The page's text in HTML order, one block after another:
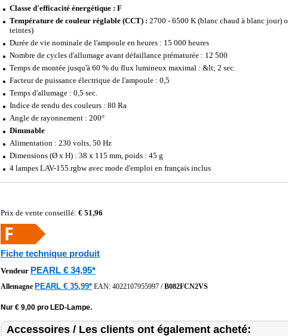
Classe d'efficacité énergétique : F
Température de couleur réglable (CCT) : 2700 - 6500 K (blanc chaud à blanc jour)
teintes)
Durée de vie nominale de l'ampoule en heures : 15 000 heures
Nombre de cycles d'allumage avant défaillance prématurée : 12 500
Temps de montée jusqu'à 60 % du flux lumineux maximal : &lt; 2 sec.
Facteur de puissance électrique de l'ampoule : 0,5
Temps d'allumage : 0,5 sec.
Indice de rendu des couleurs : 80 Ra
Angle de rayonnement : 200°
Dimmable
Alimentation : 230 volts, 50 Hz
Dimensions (Ø x H) : 38 x 115 mm, poids : 45 g
4 lampes LAV-155.rgbw avec mode d'emploi en français inclus
Prix de vente conseillé: € 51,96
Fiche technique produit
Vendeur PEARL € 34,95*
Allemagne PEARL € 35,99* EAN: 4022107955997 /B082FCN2VS
Nur € 9,00 pro LED-Lampe.
Accessoires / Les clients ont également acheté: